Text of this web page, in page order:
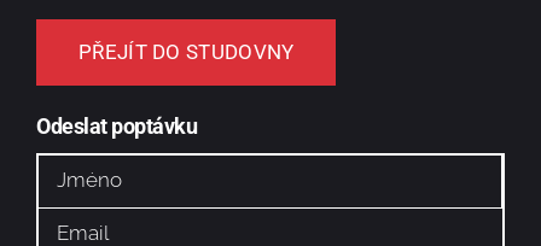
PŘEJÍT DO STUDOVNY
Odeslat poptávku